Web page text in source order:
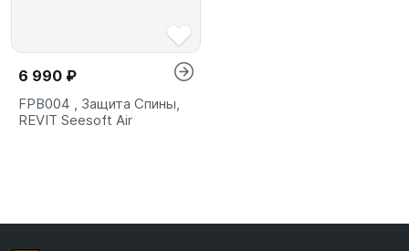
6 990 ₽
FPB004 , Защита Спины,
REVIT Seesoft Air